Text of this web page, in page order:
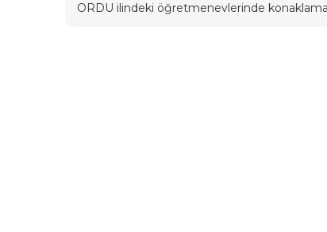
ORDU ilindeki öğretmenevlerinde